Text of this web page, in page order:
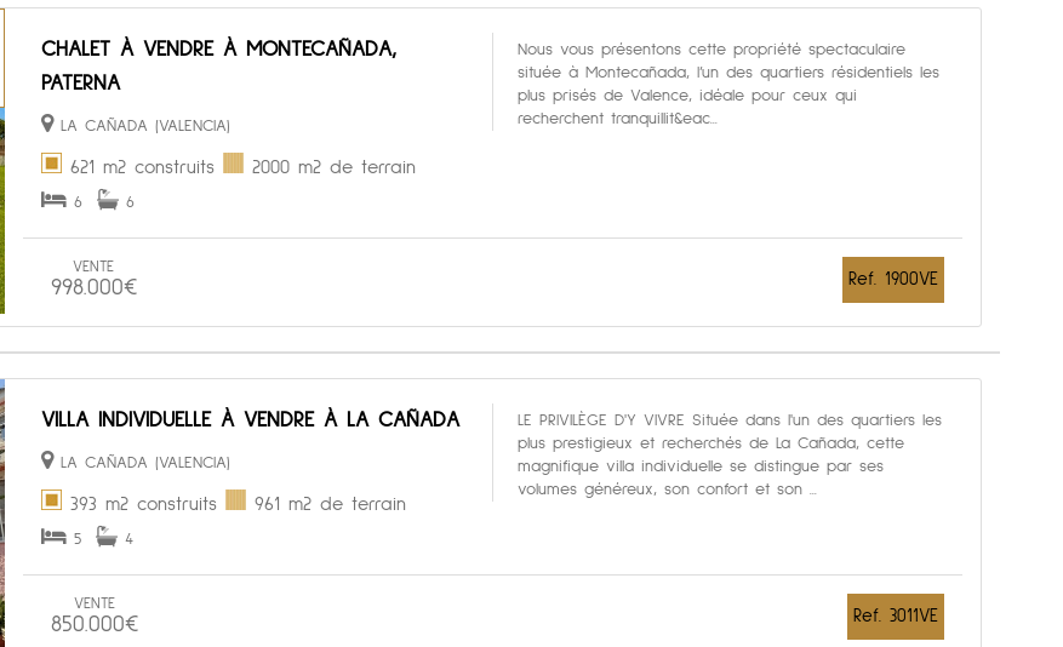
CHALET À VENDRE À MONTECAÑADA,
PATERNA
LA CAÑADA (VALENCIA)
621 m2 construits 2000 m2 de terrain
6 6
Nous vous présentons cette propriété spectaculaire
située à Montecañada, l’un des quartiers résidentiels les
plus prisés de Valence, idéale pour ceux qui
recherchent tranquillit&eac...
VENTE
998.000€ Ref. 1900VE
VILLA INDIVIDUELLE À VENDRE À LA CAÑADA
LA CAÑADA (VALENCIA)
393 m2 construits 961 m2 de terrain
5 4
LE PRIVILÈGE D'Y VIVRE Située dans l'un des quartiers les
plus prestigieux et recherchés de La Cañada, cette
magnifique villa individuelle se distingue par ses
volumes généreux, son confort et son ...
VENTE
850.000€ Ref. 3011VE